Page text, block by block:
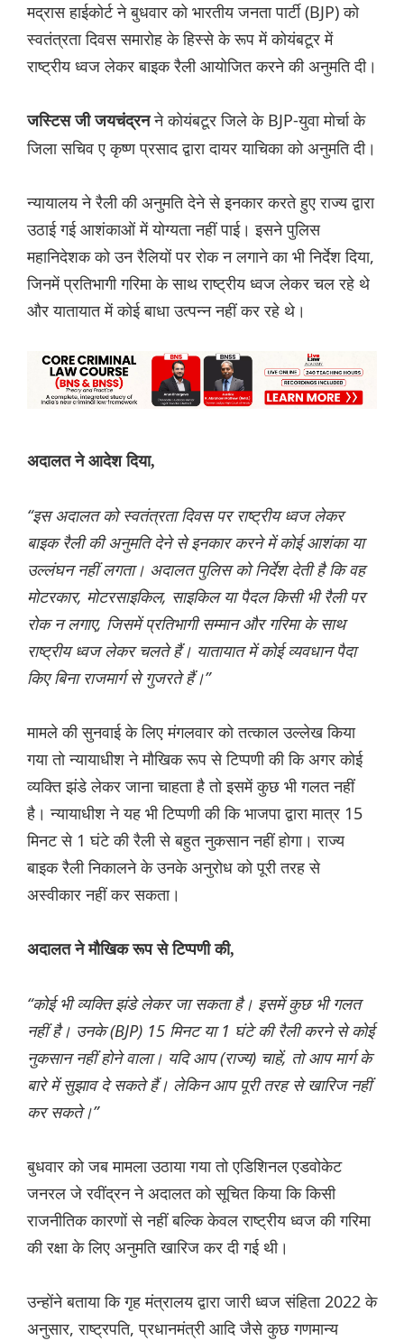
मद्रास हाईकोर्ट ने बुधवार को भारतीय जनता पार्टी (BJP) को
स्वतंत्रता दिवस समारोह के हिस्से के रूप में कोयंबटूर में
राष्ट्रीय ध्वज लेकर बाइक रैली आयोजित करने की अनुमति दी।
जस्टिस जी जयचंद्रनने कोयंबटूर जिले के BJP-युवा मोर्चा के
जिला सचिव ए कृष्ण प्रसाद द्वारा दायर याचिका को अनुमति दी।
न्यायालय ने रैली की अनुमति देने से इनकार करते हुए राज्य द्वारा
उठाई गई आशंकाओं में योग्यता नहीं पाई। इसने पुलिस
महानिदेशक को उन रैलियों पर रोक न लगाने का भी निर्देश दिया,
जिनमें प्रतिभागी गरिमा के साथ राष्ट्रीय ध्वज लेकर चल रहे थे
और यातायात में कोई बाधा उत्पन्न नहीं कर रहे थे।
अदालत ने आदेश दिया,
“इस अदालत को स्वतंत्रता दिवस पर राष्ट्रीय ध्वज लेकर
बाइक रैली की अनुमति देने से इनकार करने में कोई आशंका या
उल्लंघन नहीं लगता। अदालत पुलिस को निर्देश देती है कि वह
मोटरकार, मोटरसाइकिल, साइकिल या पैदल किसी भी रैली पर
रोक न लगाए, जिसमें प्रतिभागी सम्मान और गरिमा के साथ
राष्ट्रीय ध्वज लेकर चलते हैं। यातायात में कोई व्यवधान पैदा
किए बिना राजमार्ग से गुजरते हैं।”
मामले की सुनवाई के लिए मंगलवार को तत्काल उल्लेख किया
गया तो न्यायाधीश ने मौखिक रूप से टिप्पणी की कि अगर कोई
व्यक्ति झंडे लेकर जाना चाहता है तो इसमें कुछ भी गलत नहीं
है। न्यायाधीश ने यह भी टिप्पणी की कि भाजपा द्वारा मात्र 15
मिनट से 1 घंटे की रैली से बहुत नुकसान नहीं होगा। राज्य
बाइक रैली निकालने के उनके अनुरोध को पूरी तरह से
अस्वीकार नहीं कर सकता।
अदालत ने मौखिक रूप से टिप्पणी की,
“कोई भी व्यक्ति झंडे लेकर जा सकता है। इसमें कुछ भी गलत
नहीं है। उनके (BJP) 15 मिनट या 1 घंटे की रैली करने से कोई
नुकसान नहीं होने वाला। यदि आप (राज्य) चाहें, तो आप मार्ग के
बारे में सुझाव दे सकते हैं। लेकिन आप पूरी तरह से खारिज नहीं
कर सकते।”
बुधवार को जब मामला उठाया गया तो एडिशिनल एडवोकेट
जनरल जे रवींद्रन ने अदालत को सूचित किया कि किसी
राजनीतिक कारणों से नहीं बल्कि केवल राष्ट्रीय ध्वज की गरिमा
की रक्षा के लिए अनुमति खारिज कर दी गई थी।
उन्होंने बताया कि गृह मंत्रालय द्वारा जारी ध्वज संहिता 2022 के
अनुसार, राष्ट्रपति, प्रधानमंत्री आदि जैसे कुछ गणमान्य